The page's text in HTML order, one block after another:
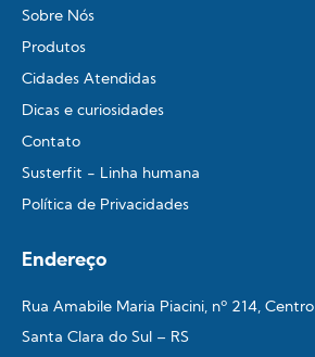
Sobre Nós
Produtos
Cidades Atendidas
Dicas e curiosidades
Contato
Susterfit - Linha humana
Política de Privacidades
Endereço
Rua Amabile Maria Piacini, nº 214, Centro
Santa Clara do Sul – RS